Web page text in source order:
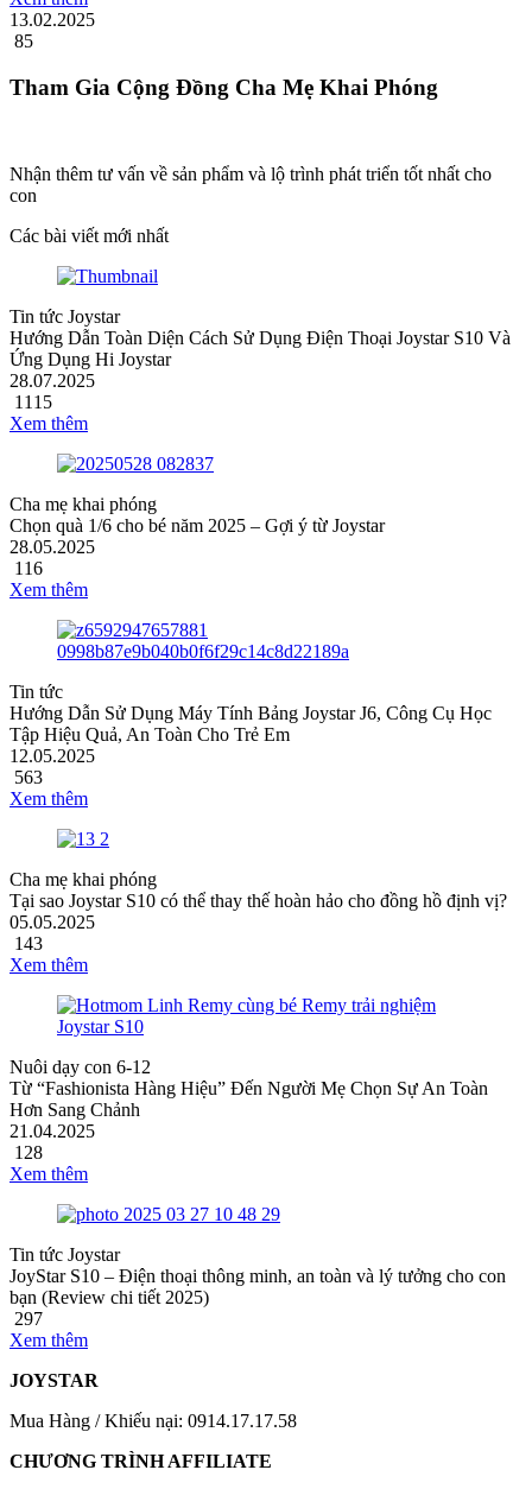
13.02.2025
85
Tham Gia Cộng Đồng Cha Mẹ Khai Phóng
Nhận thêm tư vấn về sản phẩm và lộ trình phát triển tốt nhất cho
con
Các bài viết mới nhất
Tin tức Joystar
Hướng Dẫn Toàn Diện Cách Sử Dụng Điện Thoại Joystar S10 Và
Ứng Dụng Hi Joystar
28.07.2025
1115
Xem thêm
Cha mẹ khai phóng
Chọn quà 1/6 cho bé năm 2025 – Gợi ý từ Joystar
28.05.2025
116
Xem thêm
Tin tức
Hướng Dẫn Sử Dụng Máy Tính Bảng Joystar J6, Công Cụ Học
Tập Hiệu Quả, An Toàn Cho Trẻ Em
12.05.2025
563
Xem thêm
Cha mẹ khai phóng
Tại sao Joystar S10 có thể thay thế hoàn hảo cho đồng hồ định vị?
05.05.2025
143
Xem thêm
Nuôi dạy con 6-12
Từ “Fashionista Hàng Hiệu” Đến Người Mẹ Chọn Sự An Toàn
Hơn Sang Chảnh
21.04.2025
128
Xem thêm
Tin tức Joystar
JoyStar S10 – Điện thoại thông minh, an toàn và lý tưởng cho con
bạn (Review chi tiết 2025)
297
Xem thêm
JOYSTAR
Mua Hàng / Khiếu nại: 0914.17.17.58
CHƯƠNG TRÌNH AFFILIATE